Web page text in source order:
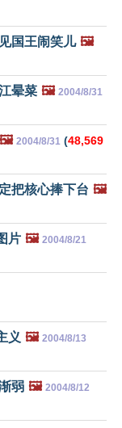
国王闹笑儿 🖼️
晕菜 🖼️ 2004/8/31
🖼️ 2004/8/31 (48,569
把核心捧下台 🖼️
片 🖼️ 2004/8/21
义 🖼️ 2004/8/13
弱 🖼️ 2004/8/12